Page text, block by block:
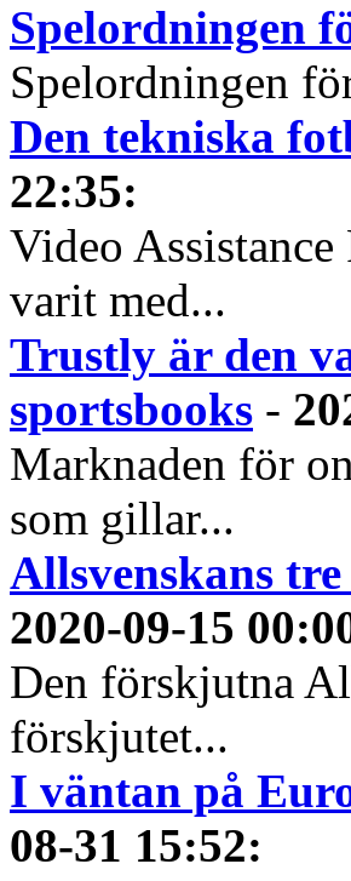
Spelordningen
Spelordningen
Den tekniska
22:35:
Video
varit med...
Trustly är den
sportsbooks -
Marknaden för
som gillar...
Allsvenskans
2020-09-15
Den förskjutna
förskjutet...
I väntan på
08-31 15:52: